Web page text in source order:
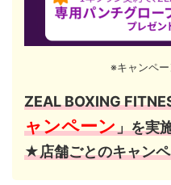
※キャンペー
ZEAL BOXING
ャンペーン」を実
★店舗ごとのキャン